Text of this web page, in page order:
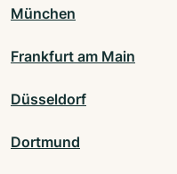
München
Frankfurt am Main
Düsseldorf
Dortmund